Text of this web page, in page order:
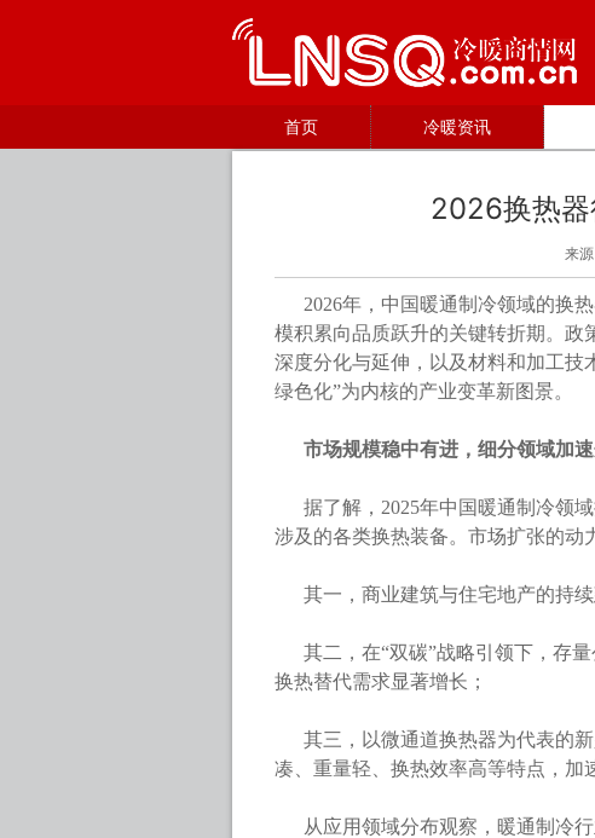
首页 冷暖资讯
2026换热器
来
2026年，中国暖通制冷领域的换
模积累向品质跃升的关键转折期。政
深度分化与延伸，以及材料和加工技
绿色化”为内核的产业变革新图景。
市场规模稳中有进，细分领域加
据了解，2025年中国暖通制冷领
涉及的各类换热装备。市场扩张的动
其一，商业建筑与住宅地产的持
其二，在“双碳”战略引领下，存
换热替代需求显著增长；
其三，以微通道换热器为代表的
凑、重量轻、换热效率高等特点，加
从应用领域分布观察，暖通制冷